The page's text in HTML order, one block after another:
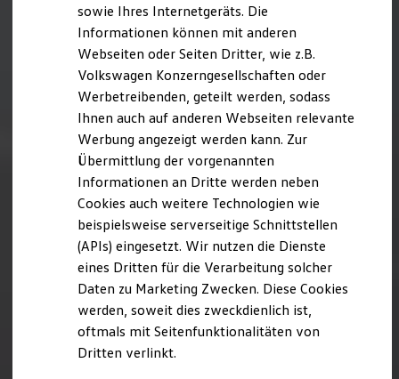
T-Roc Kollektion
Golf Kollektion
Volkswagen Kollektion
R-Kollektion
GTI Kollektion
Fußball Drop
we drive football
#wedriveproud
Besitzer und Service
myVolkswagen
Software Updates
Service und Ersatzteile
Inspektion und HU/AU
Reparaturen und Checks
Motorenöl und Flüssigkeiten
Räder und Reifen
Pannen- und Unfallhilfe
Economy Service
Volkswagen Teile
Zubehör
Modellspezifisches Zubehör
sowie Ihres Internetgeräts. Die
Informationen können mit anderen
Webseiten oder Seiten Dritter, wie z.B.
Volkswagen Konzerngesellschaften oder
Werbetreibenden, geteilt werden, sodass
Ihnen auch auf anderen Webseiten relevante
Werbung angezeigt werden kann. Zur
Übermittlung der vorgenannten
Informationen an Dritte werden neben
Cookies auch weitere Technologien wie
beispielsweise serverseitige Schnittstellen
(APIs) eingesetzt. Wir nutzen die Dienste
eines Dritten für die Verarbeitung solcher
Daten zu Marketing Zwecken. Diese Cookies
werden, soweit dies zweckdienlich ist,
oftmals mit Seitenfunktionalitäten von
Dritten verlinkt.